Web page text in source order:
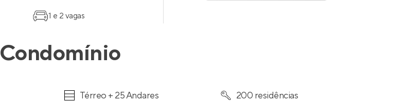
1 e 2 vagas
Condomínio
Térreo + 25 Andares 200 residências